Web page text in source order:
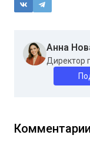
Анна
Директор
Комментарии